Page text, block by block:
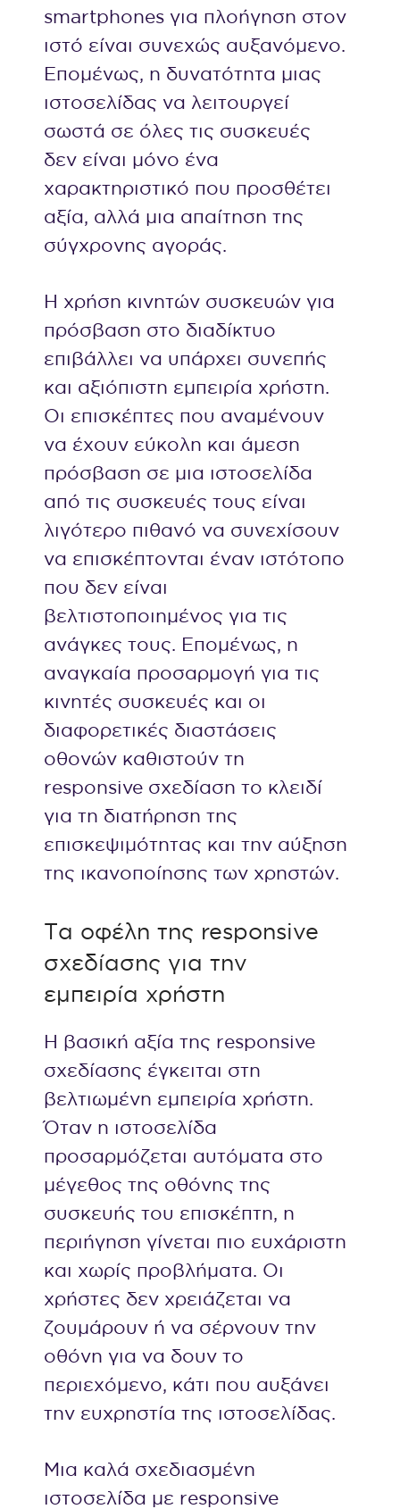
smartphones για πλοήγηση στον
ιστό είναι συνεχώς αυξανόμενο.
Επομένως, η δυνατότητα μιας
ιστοσελίδας να λειτουργεί
σωστά σε όλες τις συσκευές
δεν είναι μόνο ένα
χαρακτηριστικό που προσθέτει
αξία, αλλά μια απαίτηση της
σύγχρονης αγοράς.
Η χρήση κινητών συσκευών για
πρόσβαση στο διαδίκτυο
επιβάλλει να υπάρχει συνεπής
και αξιόπιστη εμπειρία χρήστη.
Οι επισκέπτες που αναμένουν
να έχουν εύκολη και άμεση
πρόσβαση σε μια ιστοσελίδα
από τις συσκευές τους είναι
λιγότερο πιθανό να συνεχίσουν
να επισκέπτονται έναν ιστότοπο
που δεν είναι
βελτιστοποιημένος για τις
ανάγκες τους. Επομένως, η
αναγκαία προσαρμογή για τις
κινητές συσκευές και οι
διαφορετικές διαστάσεις
οθονών καθιστούν τη
responsive σχεδίαση το κλειδί
για τη διατήρηση της
επισκεψιμότητας και την αύξηση
της ικανοποίησης των χρηστών.
Τα οφέλη της responsive
σχεδίασης για την
εμπειρία χρήστη
Η βασική αξία της responsive
σχεδίασης έγκειται στη
βελτιωμένη εμπειρία χρήστη.
Όταν η ιστοσελίδα
προσαρμόζεται αυτόματα στο
μέγεθος της οθόνης της
συσκευής του επισκέπτη, η
περιήγηση γίνεται πιο ευχάριστη
και χωρίς προβλήματα. Οι
χρήστες δεν χρειάζεται να
ζουμάρουν ή να σέρνουν την
οθόνη για να δουν το
περιεχόμενο, κάτι που αυξάνει
την ευχρηστία της ιστοσελίδας.
Μια καλά σχεδιασμένη
ιστοσελίδα με responsive